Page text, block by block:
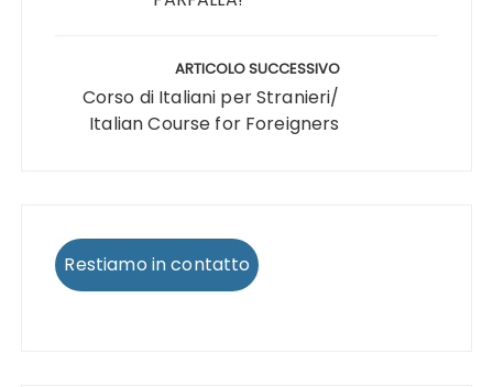
ARTICOLO SUCCESSIVO
Corso di Italiani per Stranieri/
Italian Course for Foreigners
Restiamo in contatto